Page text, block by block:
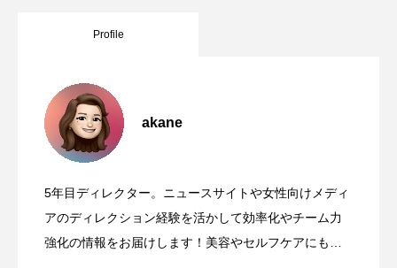
Profile
akane
5年目ディレクター。ニュースサイトや女性向けメディ
アのディレクション経験を活かして効率化やチーム力
強化の情報をお届けします！美容やセルフケアにも関